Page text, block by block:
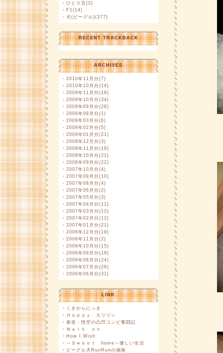
・ ひとり言(2)
・ F1(14)
・ 犬(ビーグル)(377)
RECENT TRACKBACK
ARCHIVES
・ 2010年11月分(7)
・ 2010年10月分(14)
・ 2009年11月分(16)
・ 2009年10月分(34)
・ 2009年09月分(26)
・ 2009年08月分(1)
・ 2009年03月分(6)
・ 2009年02月分(5)
・ 2009年01月分(21)
・ 2008年12月分(3)
・ 2008年11月分(16)
・ 2008年10月分(21)
・ 2008年09月分(22)
・ 2007年10月分(4)
・ 2007年09月分(10)
・ 2007年08月分(4)
・ 2007年06月分(2)
・ 2007年05月分(3)
・ 2007年04月分(11)
・ 2007年03月分(12)
・ 2007年02月分(12)
・ 2007年01月分(21)
・ 2006年12月分(19)
・ 2006年11月分(2)
・ 2006年10月分(15)
・ 2006年09月分(16)
・ 2006年08月分(24)
・ 2006年07月分(26)
・ 2006年06月分(31)
LINK
・ くきからにっき
・ Ｈａｐｐｙ カリリン
・ 泰造・悟空の凸凹コンビ奮闘記
・ Ｗａｌｋ ｏｎ
・ How I Wish
・ ～Ｓｗｅｅｔ home～優しい生活
・ ビーグル犬RunRunの湘南